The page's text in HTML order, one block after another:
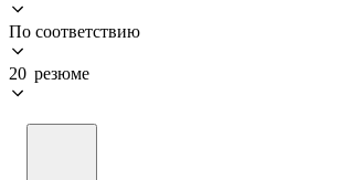
По соответствию
20 резюме